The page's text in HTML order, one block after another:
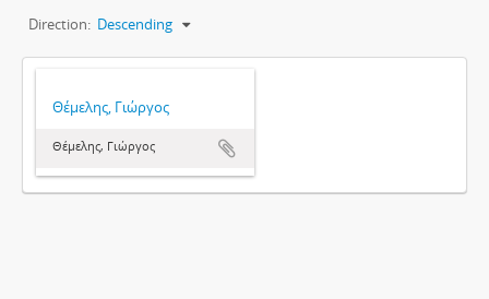
Direction: Descending
Θέμελης, Γιώργος
Θέμελης, Γιώργος